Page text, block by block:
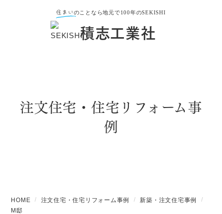
住まいのことなら地元で100年のSEKISHI
積志工業社
注文住宅・住宅リフォーム事
例
HOME 注文住宅・住宅リフォーム事例
新築・注文住宅事例
M邸